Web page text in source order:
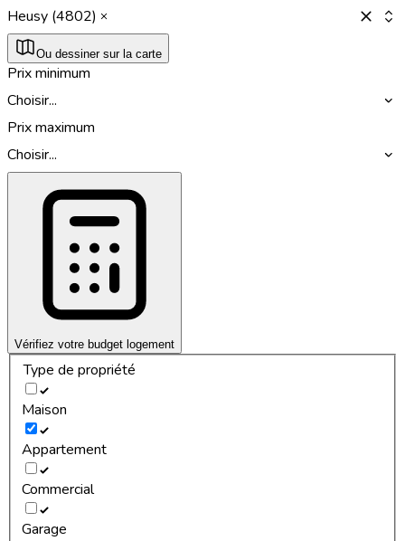
Heusy (4802)
Ou dessiner sur la carte
Prix minimum
Choisir...
Prix maximum
Choisir...
Vérifiez votre budget logement
Type de propriété
Maison
Appartement
Commercial
Garage